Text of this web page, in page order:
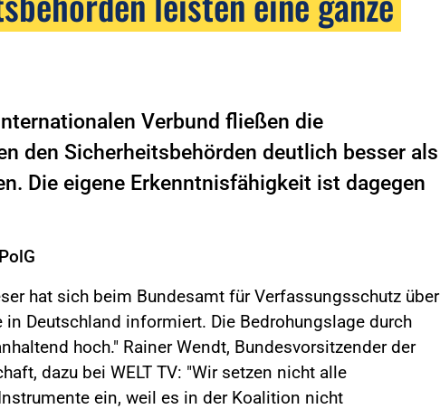
Verbund fließen die
den Sicherheitsbehörden deutlich besser als
Die eigene Erkenntnisfähigkeit ist dagegen
hat sich beim Bundesamt für Verfassungsschutz über
Deutschland informiert. Die Bedrohungslage durch
hoch." Rainer Wendt, Bundesvorsitzender der
dazu bei WELT TV: "Wir setzen nicht alle
ein, weil es in der Koalition nicht